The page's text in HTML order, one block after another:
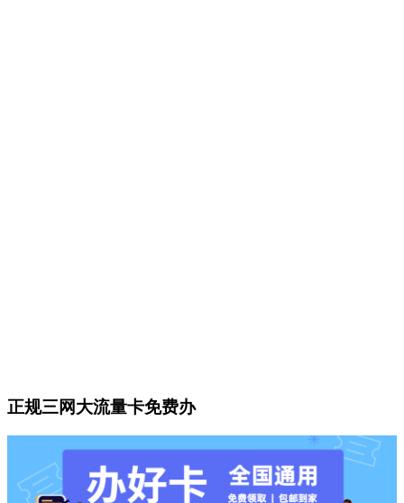
正规三网大流量卡免费办